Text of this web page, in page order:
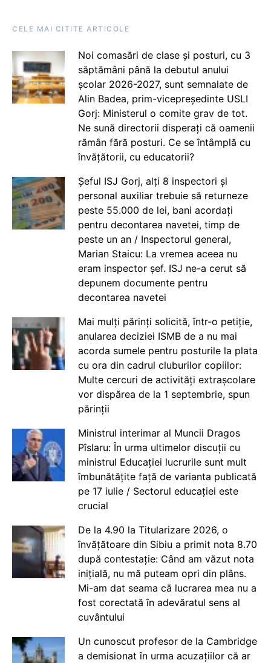
CELE MAI CITITE ARTICOLE
Noi comasări de clase și posturi, cu 3
săptămâni până la debutul anului
școlar 2026-2027, sunt semnalate de
Alin Badea, prim-vicepreședinte USLI
Gorj: Ministerul o comite grav de tot.
Ne sună directorii disperați că oamenii
rămân fără posturi. Ce se întâmplă cu
învățătorii, cu educatorii?
Șeful ISJ Gorj, alți 8 inspectori și
personal auxiliar trebuie să returneze
peste 55.000 de lei, bani acordați
pentru decontarea navetei, timp de
peste un an / Inspectorul general,
Marian Staicu: La vremea aceea nu
eram inspector șef. ISJ ne-a cerut să
depunem documente pentru
decontarea navetei
Mai mulți părinți solicită, într-o petiție,
anularea deciziei ISMB de a nu mai
acorda sumele pentru posturile la plata
cu ora din cadrul cluburilor copiilor:
Multe cercuri de activități extrașcolare
vor dispărea de la 1 septembrie, spun
părinții
Ministrul interimar al Muncii Dragos
Pîslaru: În urma ultimelor discuții cu
ministrul Educației lucrurile sunt mult
îmbunătățite față de varianta publicată
pe 17 iulie / Sectorul educației este
crucial
De la 4.90 la Titularizare 2026, o
învățătoare din Sibiu a primit nota 8.70
după contestație: Când am văzut nota
inițială, nu mă puteam opri din plâns.
Mi-am dat seama că lucrarea mea nu a
fost corectată în adevăratul sens al
cuvântului
Un cunoscut profesor de la Cambridge
a demisionat în urma acuzațiilor că ar